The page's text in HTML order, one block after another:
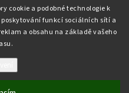
cookie a podobné technologie k
funkcí sociálních sítí a
a obsahu na základě vašeho
práva vyhrazena.
cookies